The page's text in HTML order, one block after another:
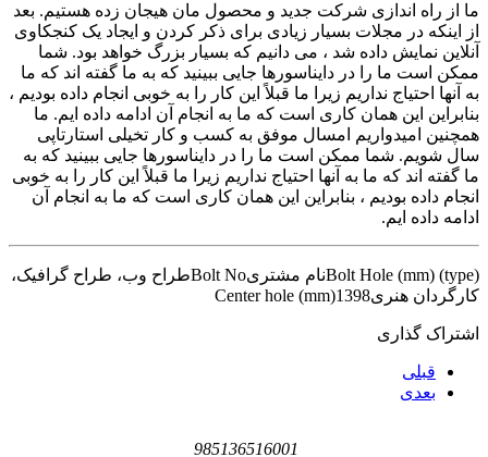
ما از راه اندازی شرکت جدید و محصول مان هیجان زده هستیم. بعد
از اینکه در مجلات بسیار زیادی برای ذکر کردن و ایجاد یک کنجکاوی
آنلاین نمایش داده شد ، می دانیم که بسیار بزرگ خواهد بود. شما
ممکن است ما را در دایناسورها جایی ببینید که به ما گفته اند که ما
به آنها احتیاج نداریم زیرا ما قبلاً این کار را به خوبی انجام داده بودیم ،
بنابراین این همان کاری است که ما به انجام آن ادامه داده ایم. ما
همچنین امیدواریم امسال موفق به کسب و کار تخیلی استارتاپی
سال شویم. شما ممکن است ما را در دایناسورها جایی ببینید که به
ما گفته اند که ما به آنها احتیاج نداریم زیرا ما قبلاً این کار را به خوبی
انجام داده بودیم ، بنابراین این همان کاری است که ما به انجام آن
ادامه داده ایم.
Bolt Hole (mm) (type)نام مشتریBolt Noطراح وب، طراح گرافیک،
کارگردان هنری
Center hole (mm)1398
اشتراک گذاری
قبلی
بعدی
985136516001